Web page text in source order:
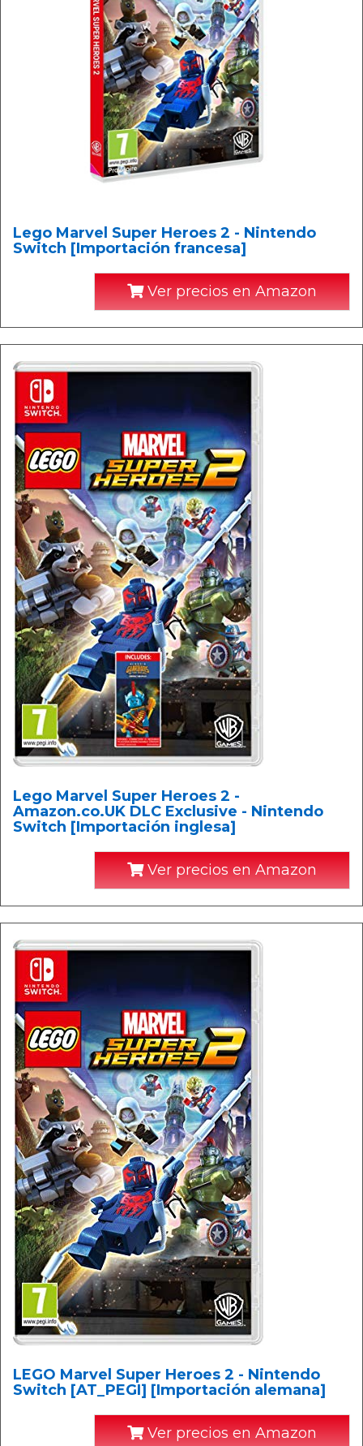
Lego Marvel Super Heroes 2 - Nintendo
Switch [Importación francesa]
Ver precios en Amazon
Lego Marvel Super Heroes 2 -
Amazon.co.UK DLC Exclusive - Nintendo
Switch [Importación inglesa]
Ver precios en Amazon
LEGO Marvel Super Heroes 2 - Nintendo
Switch [AT_PEGI] [Importación alemana]
Ver precios en Amazon